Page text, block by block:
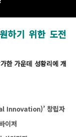
하기 위한 도전
한 가운데 성황리에 개
Innovation)’ 창립자
이저